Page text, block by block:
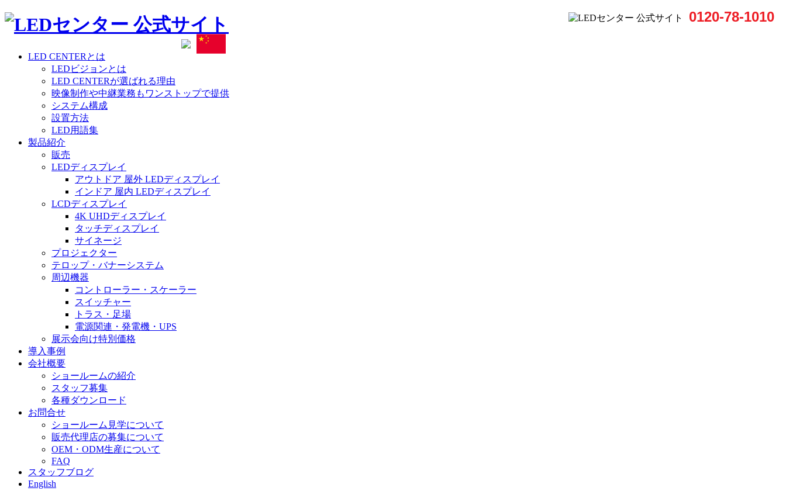
0120-78-1010
LED CENTERとは
LEDビジョンとは
LED CENTERが選ばれる理由
映像制作や中継業務もワンストップで提供
システム構成
設置方法
LED用語集
製品紹介
販売
LEDディスプレイ
アウトドア 屋外 LEDディスプレイ
インドア 屋内 LEDディスプレイ
LCDディスプレイ
4K UHDディスプレイ
タッチディスプレイ
サイネージ
プロジェクター
テロップ・バナーシステム
周辺機器
コントローラー・スケーラー
スイッチャー
トラス・足場
電源関連・発電機・UPS
展示会向け特別価格
導入事例
会社概要
ショールームの紹介
スタッフ募集
各種ダウンロード
お問合せ
ショールーム見学について
販売代理店の募集について
OEM・ODM生産について
FAQ
スタッフブログ
English